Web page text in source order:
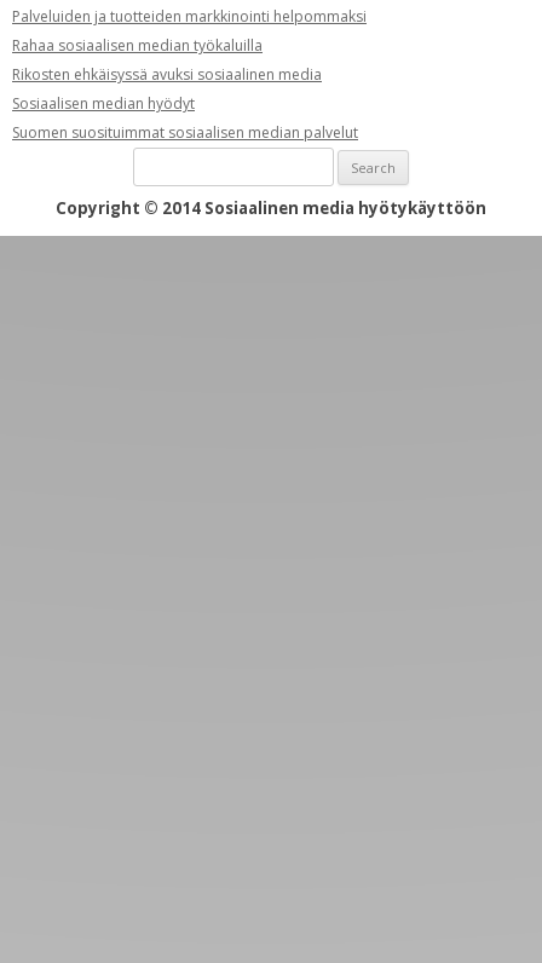
Palveluiden ja tuotteiden markkinointi helpommaksi
Rahaa sosiaalisen median työkaluilla
Rikosten ehkäisyssä avuksi sosiaalinen media
Sosiaalisen median hyödyt
Suomen suosituimmat sosiaalisen median palvelut
for:
Copyright © 2014 Sosiaalinen media hyötykäyttöön